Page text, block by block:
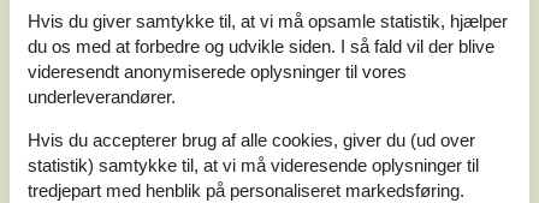
Sengene var for hårde efter vores mening, men det er jo smag
og behag
Et toilet mere, til 4 voksne og 2 blebørn ville have været en
stjerne mere værd
Hvis du giver samtykke til, at vi må opsamle statistik, hjælper
du os med at forbedre og udvikle siden. I så fald vil der blive
videresendt anonymiserede oplysninger til vores
underleverandører.
Hvis du accepterer brug af alle cookies, giver du (ud over
statistik) samtykke til, at vi må videresende oplysninger til
tredjepart med henblik på personaliseret markedsføring.